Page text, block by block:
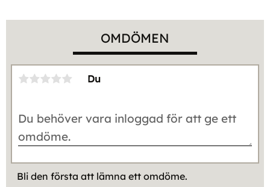
OMDÖMEN
Du
Bli den första att lämna ett omdöme.